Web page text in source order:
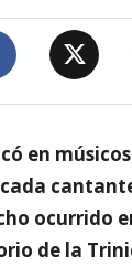
en
ocurrido
de la